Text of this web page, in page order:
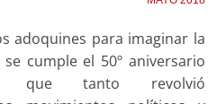
adoquines para imaginar la
cumple el 50º aniversario
que tanto revolvió